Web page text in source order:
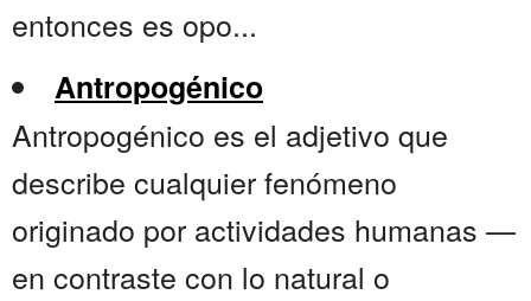
entonces es opo...
Antropogénico
Antropogénico es el adjetivo que
describe cualquier fenómeno
originado por actividades humanas —
en contraste con lo natural o